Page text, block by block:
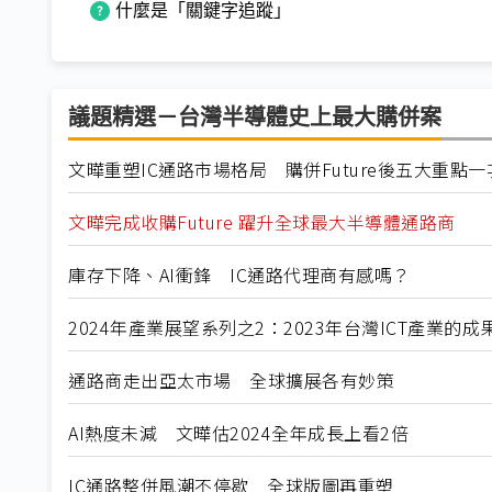
什麼是「關鍵字追蹤」
議題精選－台灣半導體史上最大購併案
文曄重塑IC通路市場格局 購併Future後五大重點一
文曄完成收購Future 躍升全球最大半導體通路商
庫存下降、AI衝鋒 IC通路代理商有感嗎？
2024年產業展望系列之2：2023年台灣ICT產業的成
通路商走出亞太市場 全球擴展各有妙策
AI熱度未減 文曄估2024全年成長上看2倍
IC通路整併風潮不停歇 全球版圖再重塑